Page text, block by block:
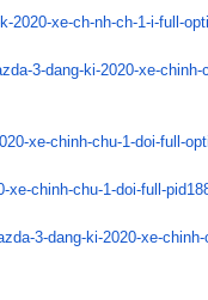
2020-xe-ch-nh-ch-1-i-full-
3-dang-ki-2020-xe-chinh-
xe-chinh-chu-1-doi-full-
xe-chinh-chu-1-doi-full-
3-dang-ki-2020-xe-chinh-